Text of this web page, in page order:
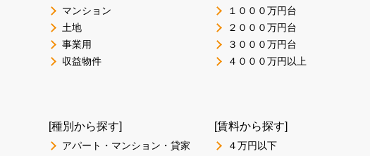
マンション
土地
事業用
収益物件
１０００万円台
２０００万円台
３０００万円台
４０００万円以上
[種別から探す]
アパート・マンション・貸家
[賃料から探す]
４万円以下